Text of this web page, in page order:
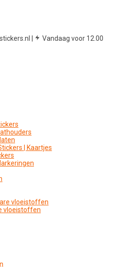
|
Vandaag voor 12.00
| Kaartjes
vloeistoffen
vloeistoffen